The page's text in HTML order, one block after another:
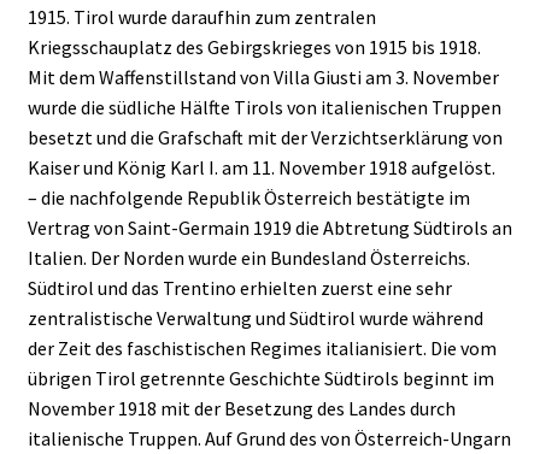
1915. Tirol wurde daraufhin zum zentralen
Kriegsschauplatz des Gebirgskrieges von 1915 bis 1918.
Mit dem Waffenstillstand von Villa Giusti am 3. November
wurde die südliche Hälfte Tirols von italienischen Truppen
besetzt und die Grafschaft mit der Verzichtserklärung von
Kaiser und König Karl I. am 11. November 1918 aufgelöst.
– die nachfolgende Republik Österreich bestätigte im
Vertrag von Saint-Germain 1919 die Abtretung Südtirols an
Italien. Der Norden wurde ein Bundesland Österreichs.
Südtirol und das Trentino erhielten zuerst eine sehr
zentralistische Verwaltung und Südtirol wurde während
der Zeit des faschistischen Regimes italianisiert. Die vom
übrigen Tirol getrennte Geschichte Südtirols beginnt im
November 1918 mit der Besetzung des Landes durch
italienische Truppen. Auf Grund des von Österreich-Ungarn